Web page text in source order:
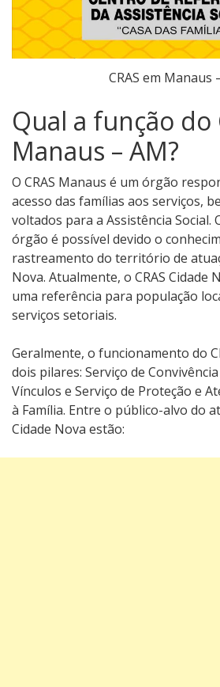
CRAS em Manaus
Qual a função do
Manaus – AM?
O CRAS Manaus é um órgão
acesso das famílias aos serviços,
voltados para a Assistência Social.
órgão é possível devido o
rastreamento do território de
Nova. Atualmente, o CRAS Cidade
uma referência para população
serviços setoriais.
Geralmente, o funcionamento do
dois pilares: Serviço de
Vínculos e Serviço de Proteção e
à Família. Entre o público-alvo do
Cidade Nova estão: